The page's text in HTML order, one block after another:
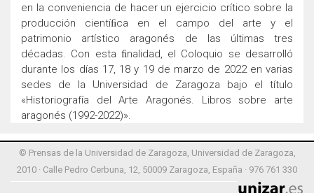
en la conveniencia de hacer un ejercicio crítico sobre la
producción cientíﬁca en el campo del arte y el
patrimonio artístico aragonés de las últimas tres
décadas. Con esta ﬁnalidad, el Coloquio se desarrolló
durante los días 17, 18 y 19 de marzo de 2022 en varias
sedes de la Universidad de Zaragoza bajo el título
«Historiografía del Arte Aragonés. Libros sobre arte
aragonés (1992-2022)».
© Prensas de la Universidad de Zaragoza, Universidad de Zaragoza,
2010 · Calle Pedro Cerbuna, 12, 50009 Zaragoza, España · 976 761 330